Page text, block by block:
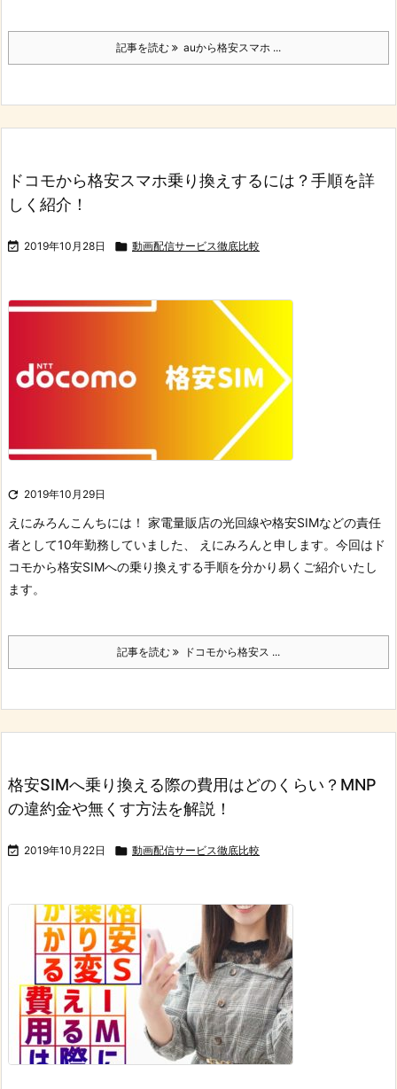
記事を読む auから格安スマホ ...
ドコモから格安スマホ乗り換えするには？手順を詳
しく紹介！
 2019年10月28日  動画配信サービス徹底比較
 2019年10月29日
えにみろんこんちには！ 家電量販店の光回線や格安SIMなどの責任
者として10年勤務していました、 えにみろんと申します。 今回はド
コモから格安SIMへの乗り換えする手順を分かり易くご紹介いたし
ます。
記事を読む ドコモから格安ス ...
格安SIMへ乗り換える際の費用はどのくらい？MNP
の違約金や無くす方法を解説！
 2019年10月22日  動画配信サービス徹底比較